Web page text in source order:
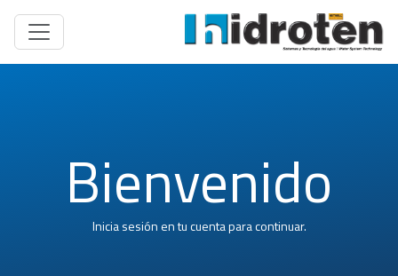
Bienvenido
Inicia sesión en tu cuenta para continuar.